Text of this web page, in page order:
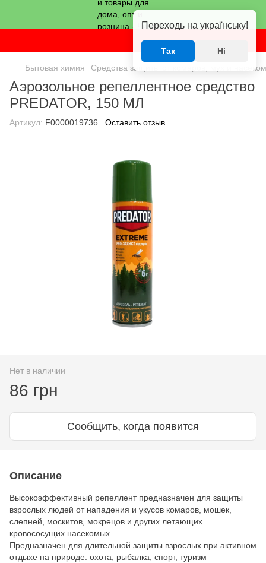
Бытовая химия Средства защиты от комаров, мух и
Аэрозольное репеллентное средство
PREDATOR, 150 МЛ
Артикул: F0000019736 Оставить отзыв
Нет в наличии
86 грн
Сообщить, когда появится
Описание
Высокоэффективный репеллент предназначен для защиты
взрослых людей от нападения и укусов комаров, мошек,
слепней, москитов, мокрецов и других летающих
кровососущих насекомых.
Предназначен для длительной защиты взрослых при активном
отдыхе на природе: охота, рыбалка, спорт, туризм
Переходь на українську!
Так Ні